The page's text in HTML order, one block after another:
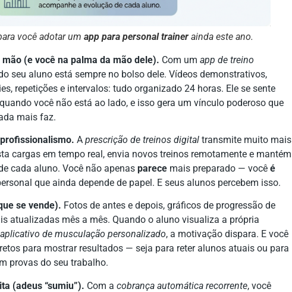
você adotar um app para personal trainer ainda este ano.
(e você na palma da mão dele). Com um app de treino
seu aluno está sempre no bolso dele. Vídeos demonstrativos,
repetições e intervalos: tudo organizado 24 horas. Ele se sente
você não está ao lado, e isso gera um vínculo poderoso que
mais faz.
A prescrição de treinos digital transmite muito mais
cargas em tempo real, envia novos treinos remotamente e mantém
cada aluno. Você não apenas parece mais preparado — você é
que ainda depende de papel. E seus alunos percebem isso.
se vende). Fotos de antes e depois, gráficos de progressão de
atualizadas mês a mês. Quando o aluno visualiza a própria
aplicativo de musculação personalizado, a motivação dispara. E você
para mostrar resultados — seja para reter alunos atuais ou para
provas do seu trabalho.
(adeus “sumiu”). Com a cobrança automática recorrente, você